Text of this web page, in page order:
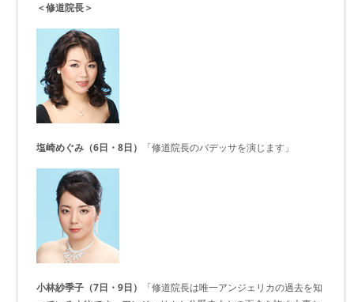
＜修道院長＞
塩崎めぐみ（6日・8日） 「修道院長のバデッサを演じます」
小林紗季子（7日・9日）
「修道院長は唯一アンジェリカの過去を知